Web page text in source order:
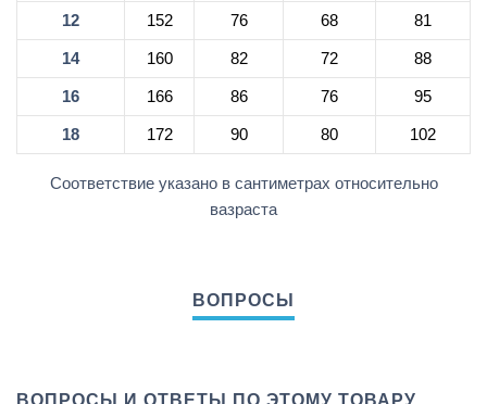
12 152 76 68 81
14 160 82 72 88
16 166 86 76 95
18 172 90 80 102
Соответствие указано в сантиметрах относительно
вазраста
ВОПРОСЫ И ОТВЕТЫ ПО ЭТОМУ ТОВАРУ